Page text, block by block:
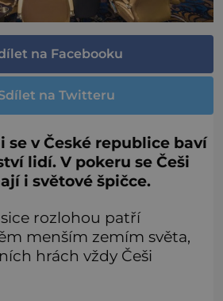
na Facebooku
na Twitteru
v České republice baví
lidí. V pokeru se Češi
i světové špičce.
rozlohou patří
menším zemím světa,
hrách vždy Češi